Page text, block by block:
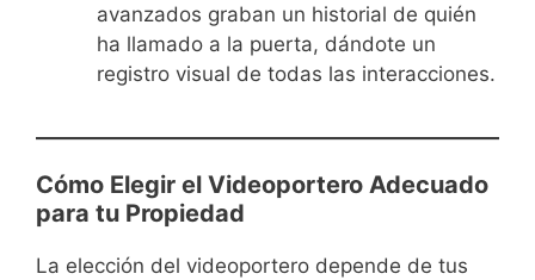
avanzados graban un historial de quién
ha llamado a la puerta, dándote un
registro visual de todas las interacciones.
Cómo Elegir el Videoportero Adecuado
para tu Propiedad
La elección del videoportero depende de tus